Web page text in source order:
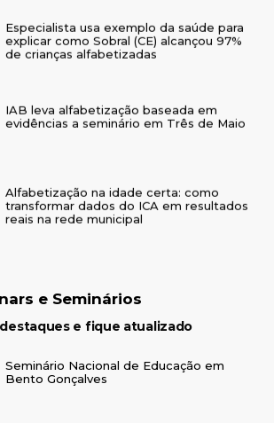
explicar como Sobral (CE) alcançou 97%
de crianças alfabetizadas
evidências a seminário em Três de Maio
transformar dados do ICA em resultados
reais na rede municipal
e Seminários
e fique atualizado
Seminário Nacional de Educação em
Bento Gonçalves